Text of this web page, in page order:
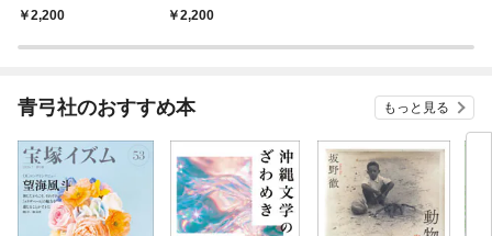
2,200
2,200
青弓社のおすすめ本 もっと見る